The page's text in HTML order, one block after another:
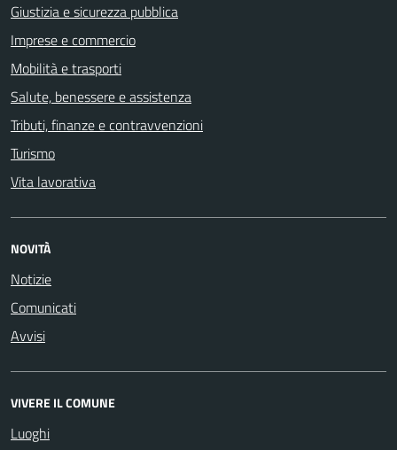
Giustizia e sicurezza pubblica
Imprese e commercio
Mobilità e trasporti
Salute, benessere e assistenza
Tributi, finanze e contravvenzioni
Turismo
Vita lavorativa
NOVITÀ
Notizie
Comunicati
Avvisi
VIVERE IL COMUNE
Luoghi